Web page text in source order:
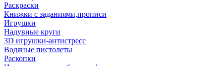
Раскраски
Книжки с заданиями,прописи
Игрушки
Надувные круги
3D игрушки-антистресс
Водяные пистолеты
Раскопки